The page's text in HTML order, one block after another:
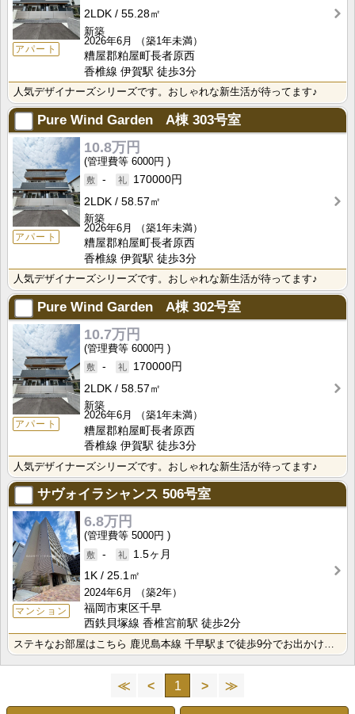
アパート
2LDK
55.28㎡
新築
2026年6月
（築1年未満）
糟屋郡粕屋町長者原西
香椎線 伊賀駅 徒歩3分
人気デザイナーズシリーズです。おしゃれな新生活が待ってます♪
Pure Wind Garden A棟303号室
アパート
10.8万円
6000円
-
170000円
2LDK
58.57㎡
新築
2026年6月
（築1年未満）
糟屋郡粕屋町長者原西
香椎線 伊賀駅 徒歩3分
人気デザイナーズシリーズです。おしゃれな新生活が待ってます♪
Pure Wind Garden A棟302号室
アパート
10.7万円
6000円
-
170000円
2LDK
58.57㎡
新築
2026年6月
（築1年未満）
糟屋郡粕屋町長者原西
香椎線 伊賀駅 徒歩3分
人気デザイナーズシリーズです。おしゃれな新生活が待ってます♪
サヴォイラシャンス 506号室
マンション
6.8万円
5000円
-
1.5ヶ月
1K
25.1㎡
2024年6月
（築2年）
福岡市東区千早
西鉄貝塚線 香椎宮前駅 徒歩2分
≪ < 1 > ≫